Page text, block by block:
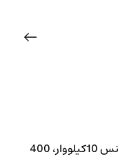
خازن سه فاز فشار ضعیف گازی صبا زیمنس 10کیلووار، 400